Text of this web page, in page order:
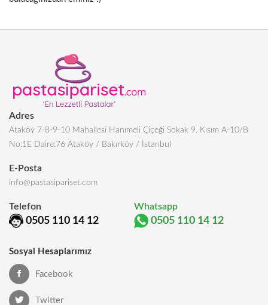
Adres
Ataköy 7-8-9-10 Mahallesi Hanımeli Çiçeği Sokak 9. Kısım A-10/B
No:1E Daire:76 Ataköy / Bakırköy / İstanbul
E-Posta
info@pastasipariset.com
Telefon
0505 110 14 12
Whatsapp
0505 110 14 12
Sosyal Hesaplarımız
Facebook
Twitter